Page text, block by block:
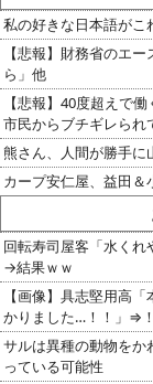
私の好きな日本語が
【悲報】財務省のエ
ら」他
【悲報】40度超えで
市民からブチギレられ
熊さん、人間が勝手
カープ安仁屋、益田
回転寿司屋客「水くれ
→結果ｗｗ
【画像】具志堅用高
かりました…！！」⇒！
サルは異種の動物をか
っている可能性